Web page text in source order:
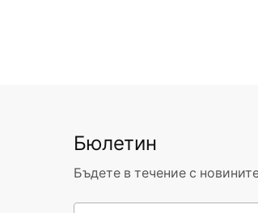
Бюлетин
Бъдете в течение с